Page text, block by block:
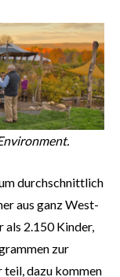
durchschnittlich
aus ganz West-
als 2.150 Kinder,
zur
teil, dazu kommen